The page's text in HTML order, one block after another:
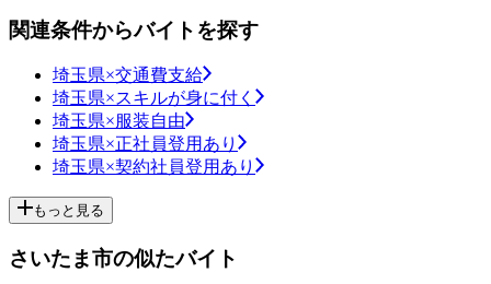
関連条件からバイトを探す
埼玉県×交通費支給
埼玉県×スキルが身に付く
埼玉県×服装自由
埼玉県×正社員登用あり
埼玉県×契約社員登用あり
もっと見る
さいたま市の似たバイト